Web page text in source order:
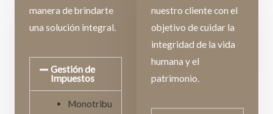
manera de brindarte
una solución integral.
Gestión de
Impuestos
Monotribu
nuestro cliente con el
objetivo de cuidar la
integridad de la vida
humana y el
patrimonio.